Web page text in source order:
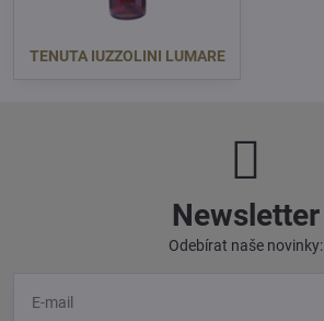
TENUTA IUZZOLINI LUMARE
Newsletter
Odebírat naše novinky: